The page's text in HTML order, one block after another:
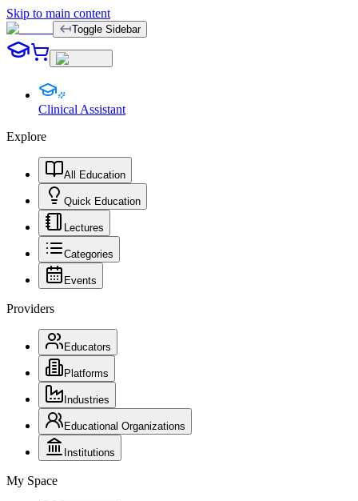
Skip to main content
Toggle Sidebar
Clinical Assistant
Explore
All Education
Quick Education
Lectures
Categories
Events
Providers
Educators
Platforms
Industries
Educational Organizations
Institutions
My Space